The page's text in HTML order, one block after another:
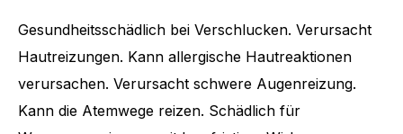
Gesundheitsschädlich bei Verschlucken. Verursacht
Hautreizungen. Kann allergische Hautreaktionen
verursachen. Verursacht schwere Augenreizung.
Kann die Atemwege reizen. Schädlich für